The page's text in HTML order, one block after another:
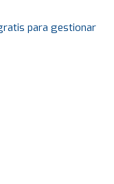
para gestionar